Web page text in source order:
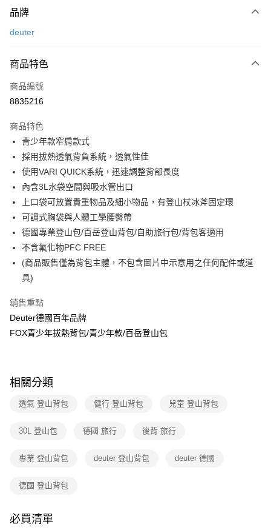
信用卡一次付款
3 期 0 利率 每期
合作金庫商業銀行
上海商業儲蓄銀行
臺灣中小企業銀行
匯豐（台灣）商業銀行
聯邦商業銀行
遠東國際商業銀行
元大商業銀行
永豐商業銀行
玉山商業銀行
台灣樂天信用卡公司
合作金庫商業銀行
上海商業儲蓄銀行
國泰世華商業銀行
匯豐（台灣）商業銀行
華泰商業銀行
聯邦商業銀行
遠東國際商業銀行
元大商業銀行
玉山商業銀行
星展（台灣）商業銀行
台新國際商業銀行
LINE Pay
Apple Pay
悠遊付
Google Pay
全盈+PAY
大哥付你分期
相關說明
【大哥付你分期使用說明】
1.本服務由台灣大哥大提供，台灣大哥大用戶可立即使用無須另外申請。
2.付款方式選擇「大哥付你分期」，訂單成立後會自動跳轉到大哥付的交易
流程，驗證手機門號後，選擇欲分期的期數、繳款截止日，確認付款後即完
3.實際核准額度、可分期數及費用金額請依後續交易確認頁面所載為準。
4.訂單成立30分鐘內，如未前往確認交易或遇審核未通過，訂單將自動取
消。如遇「轉專審核」未通過狀況，表示未達大哥付你分期系統評分，恕無
法說明評估內容。
帳／街口支付／iPASS MONEY」等通路繳費。
【注意事項】
用戶於交易時，得透過本服務購買商品或服務，並由商店將買賣／分期付款
資料（包含姓名、電話或地址）提供予台灣大哥大進項蒐集、處理及利用，
3.完整用戶服務條款，請詳閱以下連結：
ATM付款
運送方式
新竹貨運
每筆NT$80，滿NT$790(含以上)免運費
付款後門市自取
品牌
deuter
商品特色
商品編號
8835216
商品特色
青少年款窄肩款式
採用拔熱透氣背負系統，透氣性佳
使用VARI QUICK系統，迅速調整背部長度
內含3L水袋空間與吸水管出口
上口袋可放置貴重物品及細小物品，有登山杖冰斧固定環
可調式胸袋與人體工學腰臀帶
德國專業登山包/百岳登山背包/自助旅行包/背包客適用
不含氟化物PFC FREE
(商品販售僅為背包主體，不包含圖片中示意用之任何配件或道
具)
銷售重點
Deuter德國百年品牌
FOX青少年拔熱背包/青少年款/百岳登山包
相關分類
透氣 登山背包 健行 登山背包 兒童 登山背包
30L 登山包 德國 旅行 後背 旅行
專業 登山背包 deuter 登山背包 deuter 德國
德國 登山背包
必買清單